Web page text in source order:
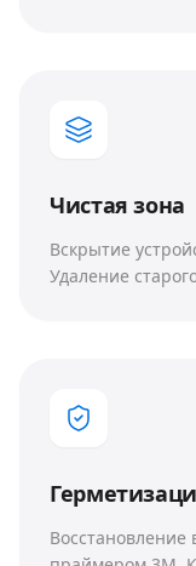
Чистая зона
Вскрытие
Удаление
Восстановление